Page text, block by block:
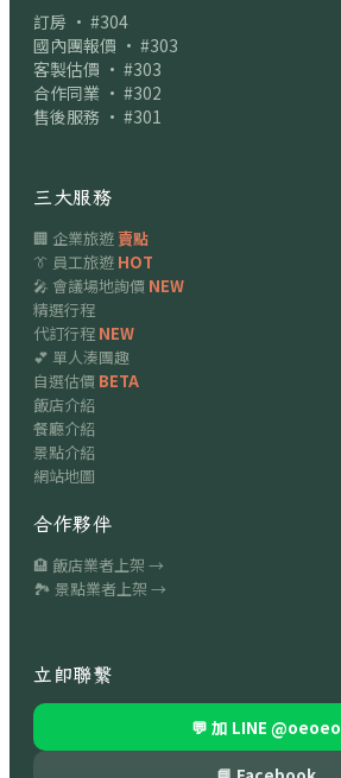
訂房 · #304
國內團報價 · #303
客製估價 · #303
合作同業 · #302
售後服務 · #301
三大服務
🏢 企業旅遊賣點
👔 員工旅遊 HOT
🎤 會議場地詢價 NEW
精選行程
代訂行程 NEW
💕 單人湊團趣
自選估價 BETA
飯店介紹
餐廳介紹
景點介紹
網站地圖
合作夥伴
🏨 飯店業者上架 →
🏞 景點業者上架 →
立即聯繫
💬 加 LINE @oeoeo